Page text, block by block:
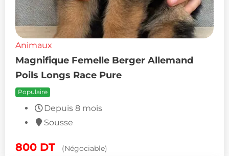
Animaux
Magnifique Femelle Berger Allemand
Poils Longs Race Pure
Populaire
Depuis 8 mois
Sousse
800 DT (Négociable)